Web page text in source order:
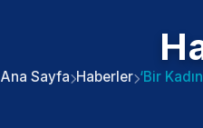
Ana Sayfa Haberler ‘Bir